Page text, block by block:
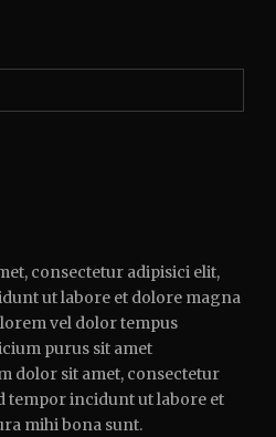
consectetur adipisici elit,
ut labore et dolore magna
vel dolor tempus
purus sit amet
dolor sit amet, consectetur
tempor incidunt ut labore et
mihi bona sunt.